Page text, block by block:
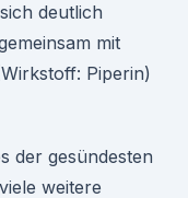
deutlich
mit
Piperin)
der gesündesten
weitere